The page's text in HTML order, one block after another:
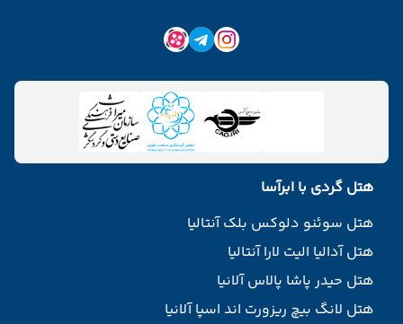
هتل گردی با ابرآسا
هتل سوئنو دلوکس بلک آنتالیا
هتل آدالیا الیت لارا آنتالیا
هتل حیدر پاشا پالاس آلانیا
هتل لانگ بیچ ریزورت اند اسپا آلانیا